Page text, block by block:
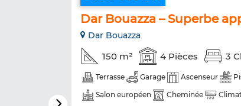
Dar Bouazza – Superbe
Dar Bouazza
150 m² 4 Pièces 3
Terrasse Garage Ascenseur
Salon européen
Cheminée